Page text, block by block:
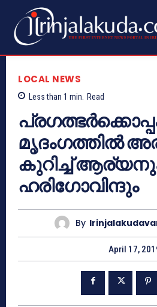
LOCAL NEWS
Less than 1 min. Read
മൃദംഗത്തില്‍
കുറിച്ച്
ഹരിഗോവിന്ദും
By
April 17,